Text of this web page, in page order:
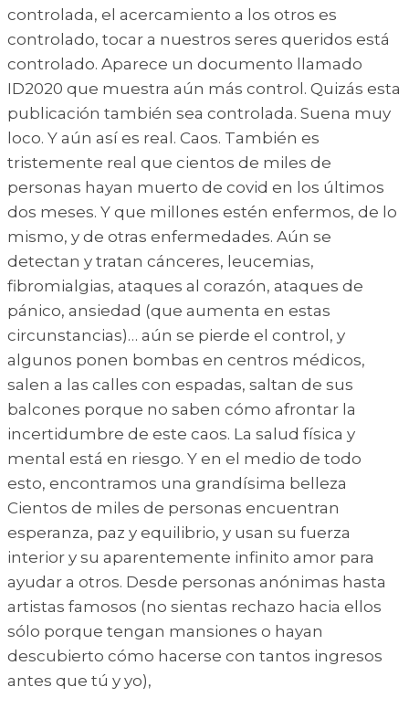
controlada, el acercamiento a los otros es
controlado, tocar a nuestros seres queridos está
controlado. Aparece un documento llamado
ID2020 que muestra aún más control. Quizás esta
publicación también sea controlada. Suena muy
loco. Y aún así es real. Caos. También es
tristemente real que cientos de miles de
personas hayan muerto de covid en los últimos
dos meses. Y que millones estén enfermos, de lo
mismo, y de otras enfermedades. Aún se
detectan y tratan cánceres, leucemias,
fibromialgias, ataques al corazón, ataques de
pánico, ansiedad (que aumenta en estas
circunstancias)… aún se pierde el control, y
algunos ponen bombas en centros médicos,
salen a las calles con espadas, saltan de sus
balcones porque no saben cómo afrontar la
incertidumbre de este caos. La salud física y
mental está en riesgo. Y en el medio de todo
esto, encontramos una grandísima belleza
Cientos de miles de personas encuentran
esperanza, paz y equilibrio, y usan su fuerza
interior y su aparentemente infinito amor para
ayudar a otros. Desde personas anónimas hasta
artistas famosos (no sientas rechazo hacia ellos
sólo porque tengan mansiones o hayan
descubierto cómo hacerse con tantos ingresos
antes que tú y yo),